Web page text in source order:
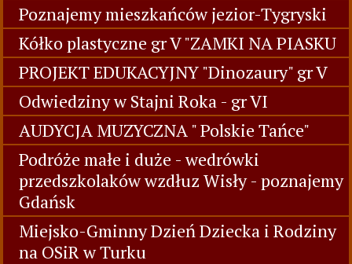
Poznajemy mieszkańców jezior-Tygryski
Kółko plastyczne gr V "ZAMKI NA PIASKU
PROJEKT EDUKACYJNY "Dinozaury" gr V
Odwiedziny w Stajni Roka - gr VI
AUDYCJA MUZYCZNA " Polskie Tańce"
Podróże małe i duże - wedrówki
przedszkolaków wzdłuz Wisły - poznajemy
Gdańsk
Miejsko-Gminny Dzień Dziecka i Rodziny
na OSiR w Turku